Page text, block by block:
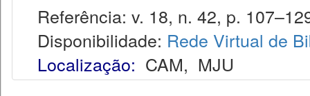
Referência: v. 18, n. 42, p.
Disponibilidade: Rede Virtual de
Localização: CAM, MJU